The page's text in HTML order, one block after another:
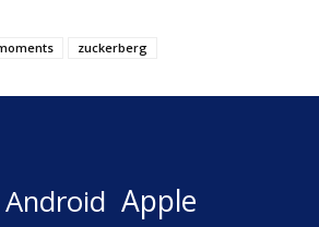
zuckerberg
Android Apple